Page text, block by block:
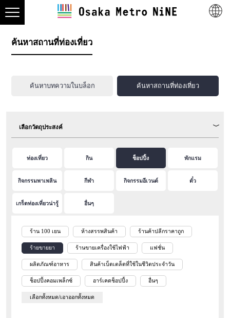
ค้นหาสถานที่ท่องเที่ยว
ค้นหาบทความในบล็อก ค้นหาสถานที่ท่องเที่ยว
เลือกวัตถุประสงค์
ท่องเที่ยว กิน ช็อปปิ้ง พักแรม
กิจกรรมพาเพลิน กีฬา กิจกรรมอีเวนต์ ตั๋ว
เกร็ดท่องเที่ยวน่ารู้ อื่นๆ
ร้าน 100 เยน ห้างสรรพสินค้า ร้านค้าปลีกราคาถูก
ร้ายขายยา ร้านขายเครื่องใช้ไฟฟ้า แฟชั่น
ผลิตภัณฑ์อาหาร สินค้าเบ็ดเตล็ดที่ใช้ในชีวิตประจำวัน
ช็อปปิ้งคอมเพล็กซ์ อาร์เคดช็อปปิ้ง อื่นๆ
เลือกทั้งหมด/เอาออกทั้งหมด